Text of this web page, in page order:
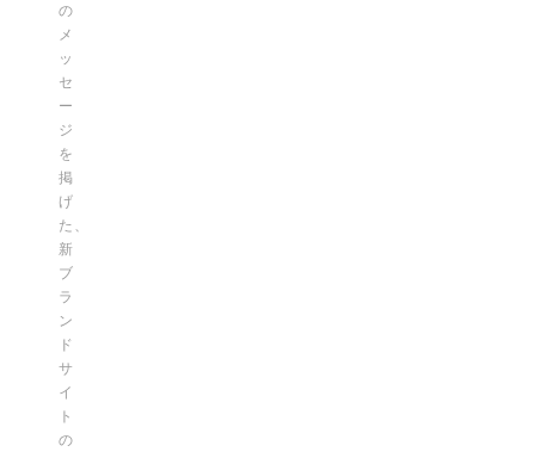
の
メ
ッ
セ
ー
ジ
を
掲
げ
た、
新
ブ
ラ
ン
ド
サ
イ
ト
の